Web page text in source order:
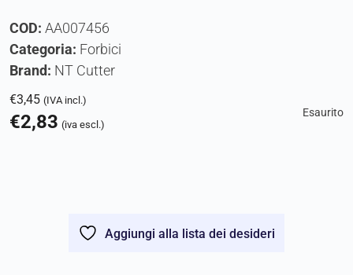
COD: AA007456
Categoria: Forbici
Brand: NT Cutter
€3,45 (IVA incl.)
€2,83 (iva escl.)
Esaurito
Aggiungi alla lista dei desideri